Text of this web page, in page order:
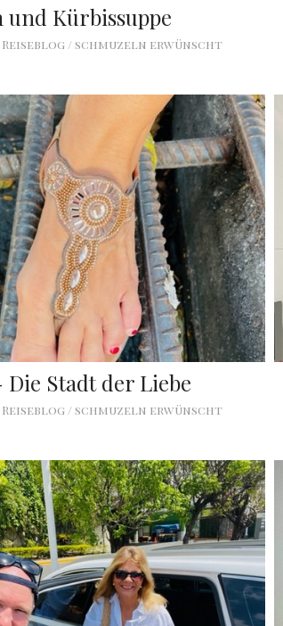
und Kürbissuppe
Reiseblog / schmuzeln erwünscht
Die Stadt der Liebe
Reiseblog / schmuzeln erwünscht